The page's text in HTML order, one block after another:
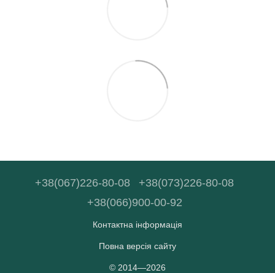
+38(067)226-80-08
+38(073)226-80-08
+38(066)900-00-92
Контактна інформація
Повна версія сайту
© 2014—2026